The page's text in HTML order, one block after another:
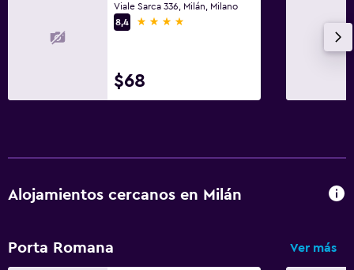
Plantas superiores accesibles por ascensor
Áreas designadas para fumadores
Jardín
Lavandería
Servicio de planchado
Viale Sarca 336, Milán, Milano
8,4
4 estrellas
$68
Alojamientos cercanos en Milán
Porta Romana Ver más